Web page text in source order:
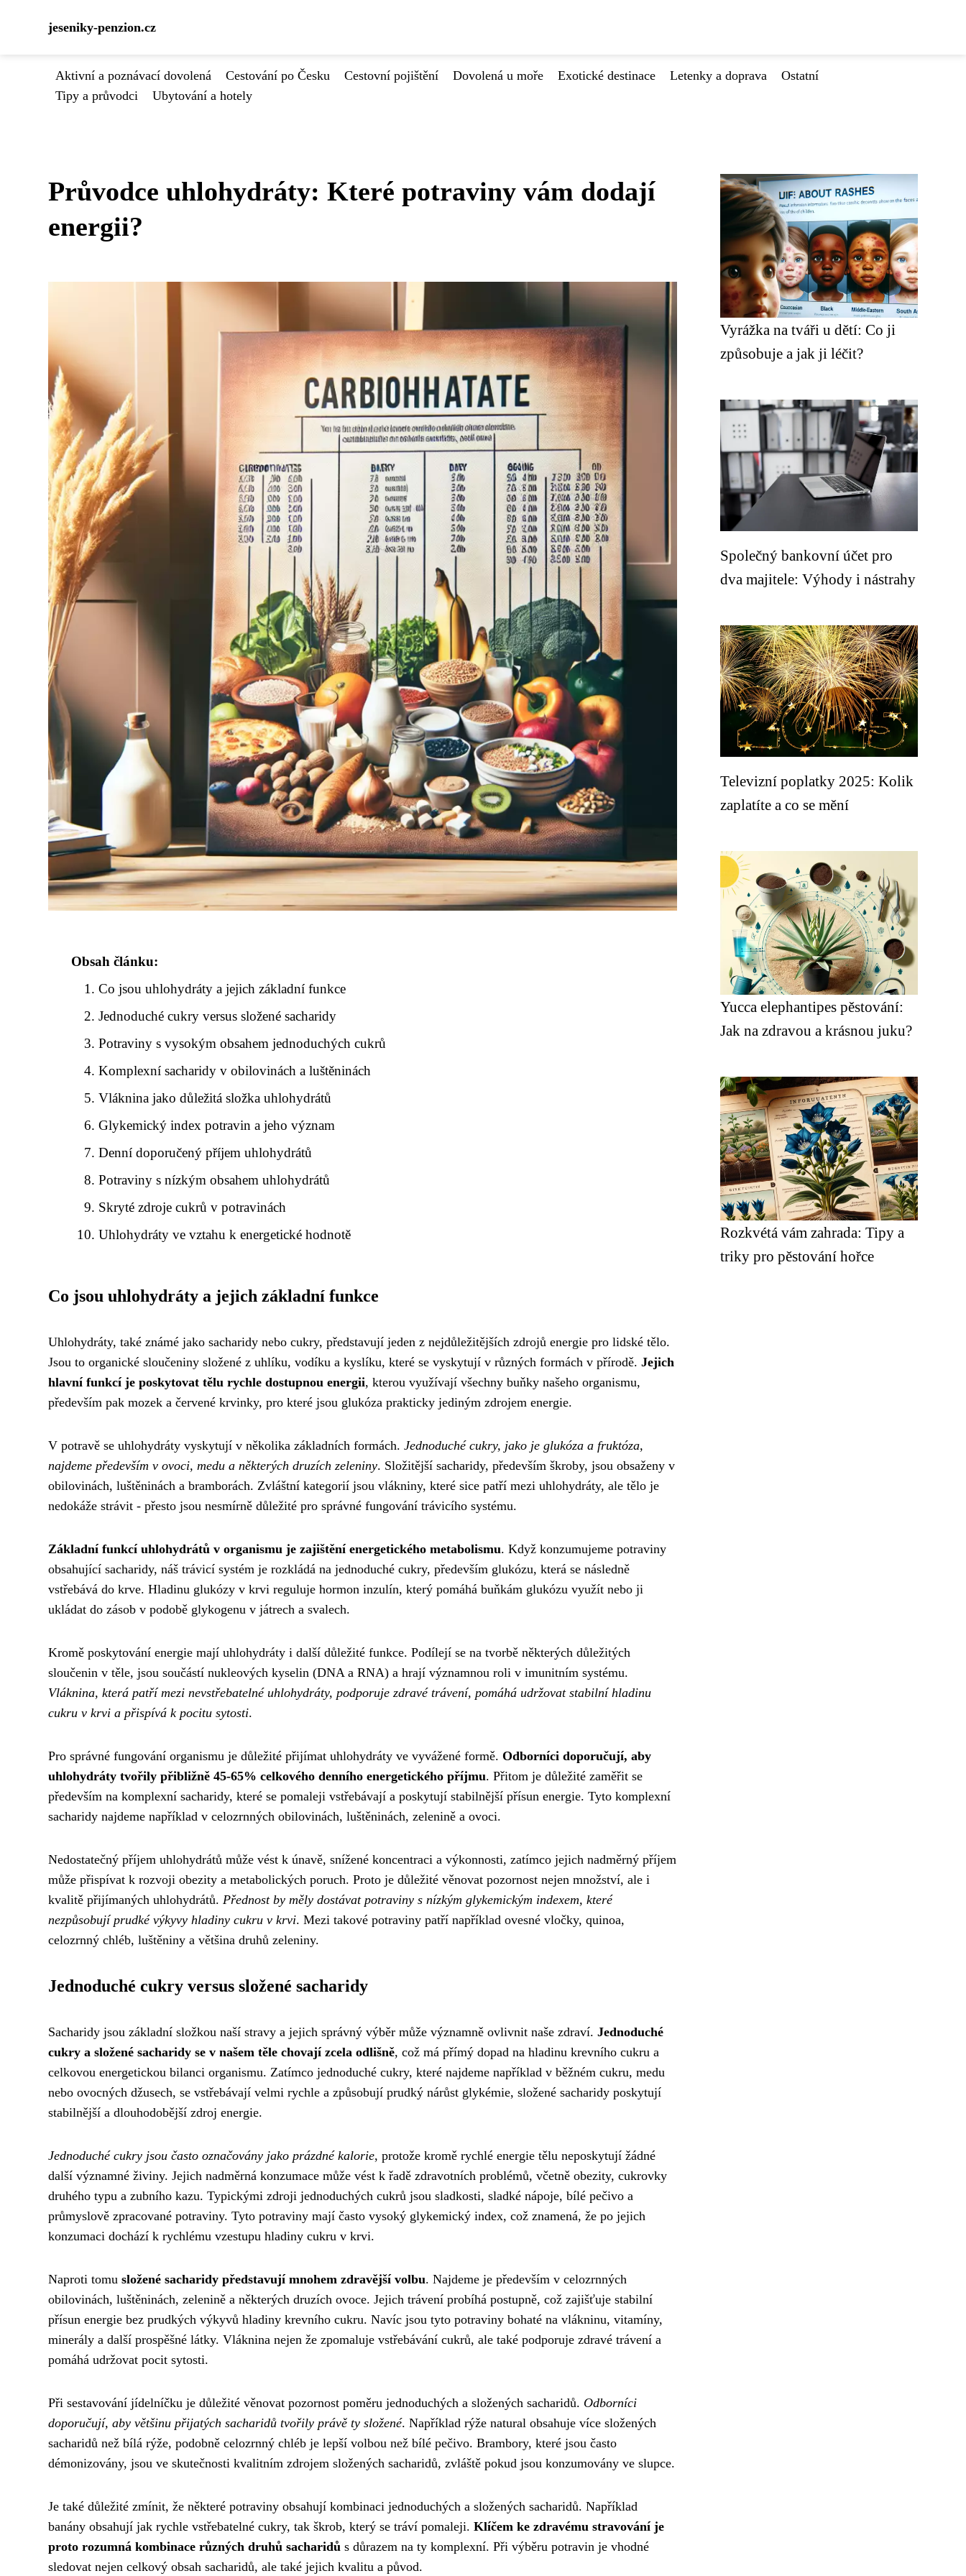
jeseniky-penzion.cz
Aktivní a poznávací dovolená Cestování po Česku Cestovní pojištění Dovolená u moře Exotické destinace Letenky a doprava
Ostatní
Tipy a průvodci
Ubytování a hotely
Průvodce uhlohydráty: Které potraviny vám dodají
energii?
Obsah článku:
Co jsou uhlohydráty a jejich základní funkce
Jednoduché cukry versus složené sacharidy
Potraviny s vysokým obsahem jednoduchých cukrů
Komplexní sacharidy v obilovinách a luštěninách
Vláknina jako důležitá složka uhlohydrátů
Glykemický index potravin a jeho význam
Denní doporučený příjem uhlohydrátů
Potraviny s nízkým obsahem uhlohydrátů
Skryté zdroje cukrů v potravinách
Uhlohydráty ve vztahu k energetické hodnotě
Co jsou uhlohydráty a jejich základní funkce
Uhlohydráty, také známé jako sacharidy nebo cukry, představují jeden z nejdůležitějších zdrojů energie pro lidské tělo.
Jsou to organické sloučeniny složené z uhlíku, vodíku a kyslíku, které se vyskytují v různých formách v přírodě. Jejich
hlavní funkcí je poskytovat tělu rychle dostupnou energii, kterou využívají všechny buňky našeho organismu,
především pak mozek a červené krvinky, pro které jsou glukóza prakticky jediným zdrojem energie.
V potravě se uhlohydráty vyskytují v několika základních formách. Jednoduché cukry, jako je glukóza a fruktóza,
najdeme především v ovoci, medu a některých druzích zeleniny. Složitější sacharidy, především škroby, jsou obsaženy v
obilovinách, luštěninách a bramborách. Zvláštní kategorií jsou vlákniny, které sice patří mezi uhlohydráty, ale tělo je
nedokáže strávit - přesto jsou nesmírně důležité pro správné fungování trávicího systému.
Základní funkcí uhlohydrátů v organismu je zajištění energetického metabolismu. Když konzumujeme potraviny
obsahující sacharidy, náš trávicí systém je rozkládá na jednoduché cukry, především glukózu, která se následně
vstřebává do krve. Hladinu glukózy v krvi reguluje hormon inzulín, který pomáhá buňkám glukózu využít nebo ji
ukládat do zásob v podobě glykogenu v játrech a svalech.
Kromě poskytování energie mají uhlohydráty i další důležité funkce. Podílejí se na tvorbě některých důležitých
sloučenin v těle, jsou součástí nukleových kyselin (DNA a RNA) a hrají významnou roli v imunitním systému.
Vláknina, která patří mezi nevstřebatelné uhlohydráty, podporuje zdravé trávení, pomáhá udržovat stabilní hladinu
cukru v krvi a přispívá k pocitu sytosti.
Pro správné fungování organismu je důležité přijímat uhlohydráty ve vyvážené formě. Odborníci doporučují, aby
uhlohydráty tvořily přibližně 45-65% celkového denního energetického příjmu. Přitom je důležité zaměřit se
především na komplexní sacharidy, které se pomaleji vstřebávají a poskytují stabilnější přísun energie. Tyto komplexní
sacharidy najdeme například v celozrnných obilovinách, luštěninách, zelenině a ovoci.
Nedostatečný příjem uhlohydrátů může vést k únavě, snížené koncentraci a výkonnosti, zatímco jejich nadměrný příjem
může přispívat k rozvoji obezity a metabolických poruch. Proto je důležité věnovat pozornost nejen množství, ale i
kvalitě přijímaných uhlohydrátů. Přednost by měly dostávat potraviny s nízkým glykemickým indexem, které
nezpůsobují prudké výkyvy hladiny cukru v krvi. Mezi takové potraviny patří například ovesné vločky, quinoa,
celozrnný chléb, luštěniny a většina druhů zeleniny.
Jednoduché cukry versus složené sacharidy
Sacharidy jsou základní složkou naší stravy a jejich správný výběr může významně ovlivnit naše zdraví. Jednoduché
cukry a složené sacharidy se v našem těle chovají zcela odlišně, což má přímý dopad na hladinu krevního cukru a
celkovou energetickou bilanci organismu. Zatímco jednoduché cukry, které najdeme například v běžném cukru, medu
nebo ovocných džusech, se vstřebávají velmi rychle a způsobují prudký nárůst glykémie, složené sacharidy poskytují
stabilnější a dlouhodobější zdroj energie.
Jednoduché cukry jsou často označovány jako prázdné kalorie, protože kromě rychlé energie tělu neposkytují žádné
další významné živiny. Jejich nadměrná konzumace může vést k řadě zdravotních problémů, včetně obezity, cukrovky
druhého typu a zubního kazu. Typickými zdroji jednoduchých cukrů jsou sladkosti, sladké nápoje, bílé pečivo a
průmyslově zpracované potraviny. Tyto potraviny mají často vysoký glykemický index, což znamená, že po jejich
konzumaci dochází k rychlému vzestupu hladiny cukru v krvi.
Naproti tomu složené sacharidy představují mnohem zdravější volbu. Najdeme je především v celozrnných
obilovinách, luštěninách, zelenině a některých druzích ovoce. Jejich trávení probíhá postupně, což zajišťuje stabilní
přísun energie bez prudkých výkyvů hladiny krevního cukru. Navíc jsou tyto potraviny bohaté na vlákninu, vitamíny,
minerály a další prospěšné látky. Vláknina nejen že zpomaluje vstřebávání cukrů, ale také podporuje zdravé trávení a
pomáhá udržovat pocit sytosti.
Při sestavování jídelníčku je důležité věnovat pozornost poměru jednoduchých a složených sacharidů. Odborníci
doporučují, aby většinu přijatých sacharidů tvořily právě ty složené. Například rýže natural obsahuje více složených
sacharidů než bílá rýže, podobně celozrnný chléb je lepší volbou než bílé pečivo. Brambory, které jsou často
démonizovány, jsou ve skutečnosti kvalitním zdrojem složených sacharidů, zvláště pokud jsou konzumovány ve slupce.
Je také důležité zmínit, že některé potraviny obsahují kombinaci jednoduchých a složených sacharidů. Například
banány obsahují jak rychle vstřebatelné cukry, tak škrob, který se tráví pomaleji. Klíčem ke zdravému stravování je
proto rozumná kombinace různých druhů sacharidů s důrazem na ty komplexní. Při výběru potravin je vhodné
sledovat nejen celkový obsah sacharidů, ale také jejich kvalitu a původ.
Vyrážka na tváři u dětí: Co ji
způsobuje a jak ji léčit?
Společný bankovní účet pro
dva majitele: Výhody i nástrahy
Televizní poplatky 2025: Kolik
zaplatíte a co se mění
Yucca elephantipes pěstování:
Jak na zdravou a krásnou juku?
Rozkvétá vám zahrada: Tipy a
triky pro pěstování hořce